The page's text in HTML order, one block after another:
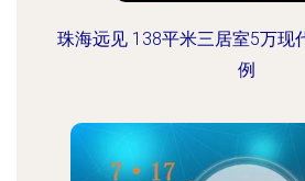
珠海远见 138平米三居室5万现
例